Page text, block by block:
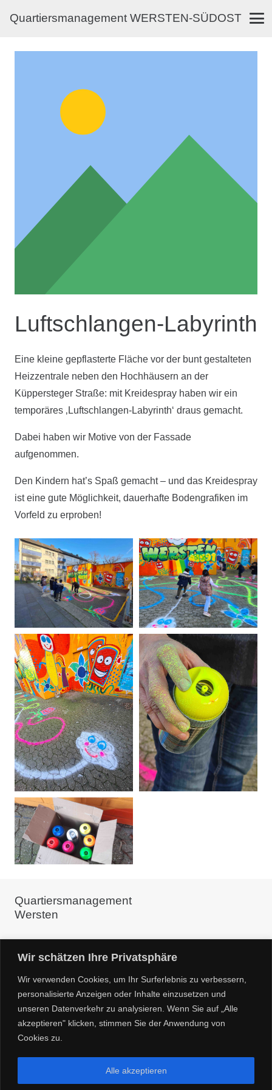
Wir schätzen Ihre Privatsphäre
Wir verwenden Cookies, um Ihr Surferlebnis zu verbessern,
personalisierte Anzeigen oder Inhalte einzusetzen und
unseren Datenverkehr zu analysieren. Wenn Sie auf „Alle
akzeptieren" klicken, stimmen Sie der Anwendung von
Cookies zu.
Alle akzeptieren
Quartiersmanagement WERSTEN-SÜDOST
Luftschlangen-Labyrinth
Eine kleine gepflasterte Fläche vor der bunt gestalteten
Heizzentrale neben den Hochhäusern an der
Küppersteger Straße: mit Kreidespray haben wir ein
temporäres ‚Luftschlangen-Labyrinth‘ draus gemacht.
Dabei haben wir Motive von der Fassade
aufgenommen.
Den Kindern hat’s Spaß gemacht – und das Kreidespray
ist eine gute Möglichkeit, dauerhafte Bodengrafiken im
Vorfeld zu erproben!
Quartiersmanagement
Wersten
Glockenstr. 8 40476 Düsseldorf
Kontakt:
Dorothee Linneweber 0157 39606975
info@zuhause-in-wersten.de